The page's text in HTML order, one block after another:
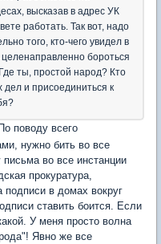
высказав в адрес УК
работать. Так вот, надо
того, кто-чего увидел в
бороться
ты, простой народ? Кто
дел и присоединиться к
По поводу всего
нужно бить во все
во все инстанции
прокуратура,
в домах вокруг
ставить боится. Если
У меня просто волна
Явно же все